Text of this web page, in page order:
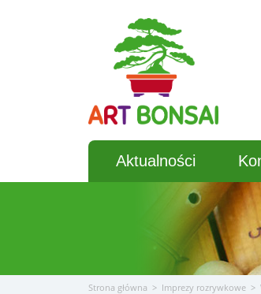
Aktualności
Strona główna > Imprezy rozrywkowe >